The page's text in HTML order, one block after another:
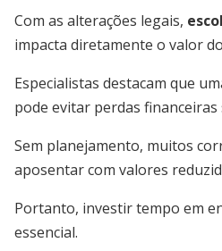
Com as alterações legais,
impacta diretamente o valor
Especialistas destacam que
pode evitar perdas financeiras
Sem planejamento, muitos
aposentar com valores
Portanto, investir tempo em
essencial.